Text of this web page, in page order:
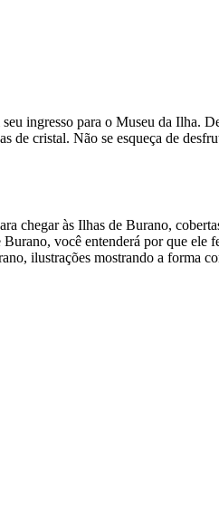
ingresso para o Museu da Ilha.
de cristal. Não se esqueça de
chegar às Ilhas de Burano,
você entenderá por que
ilustrações mostrando a forma